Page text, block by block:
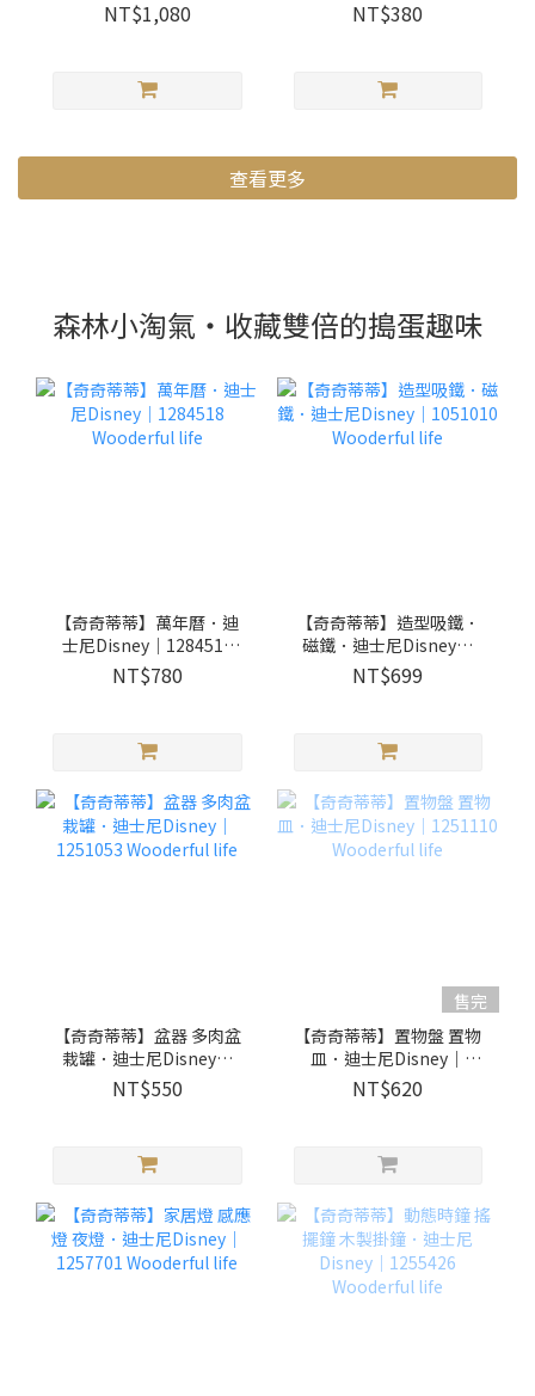
樂盒．Kanahei's Small
animals｜1036681
NT$1,080
Kanahei's Small animals
｜1084719 Wooderful life
NT$380
查看更多
森林小淘氣・收藏雙倍的搗蛋趣味
【奇奇蒂蒂】萬年曆．迪
士尼Disney｜1284518
Wooderful life
NT$780
【奇奇蒂蒂】造型吸鐵．
磁鐵．迪士尼Disney｜
1051010 Wooderful life
NT$699
【奇奇蒂蒂】盆器 多肉盆
栽罐．迪士尼Disney｜
1251053 Wooderful life
NT$550
售完
【奇奇蒂蒂】置物盤 置物
皿．迪士尼Disney｜
1251110 Wooderful life
NT$620